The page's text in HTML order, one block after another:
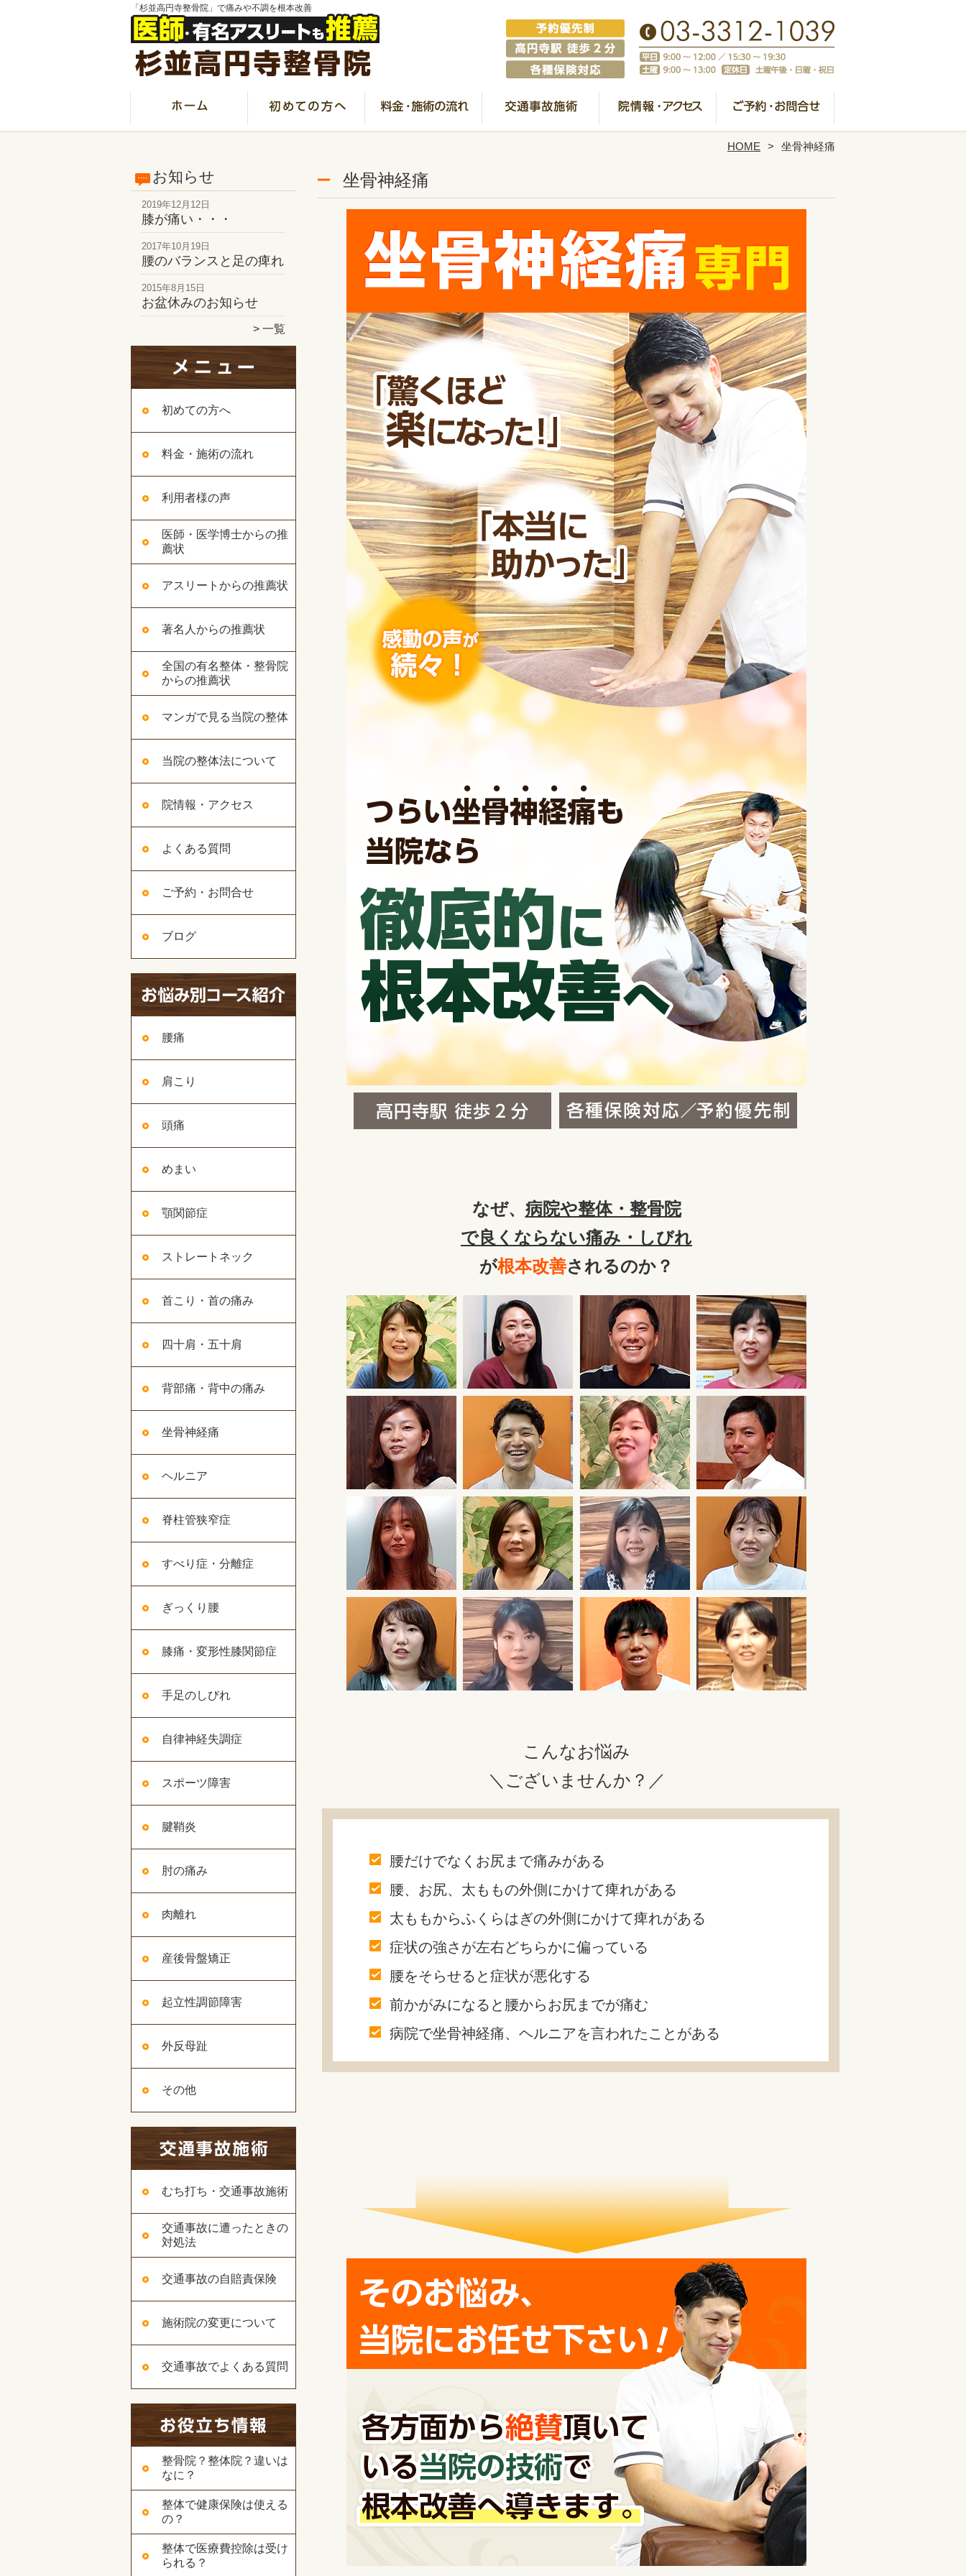
「杉並高円寺整骨院」で痛みや不調を根本改善
HOME 坐骨神経痛
お知らせ
2019年12月12日
膝が痛い・・・
2017年10月19日
腰のバランスと足の痺れ
2015年8月15日
お盆休みのお知らせ
一覧
初めての方へ
料金・施術の流れ
利用者様の声
医師・医学博士からの推
薦状
アスリートからの推薦状
著名人からの推薦状
全国の有名整体・整骨院
からの推薦状
マンガで見る当院の整体
当院の整体法について
院情報・アクセス
よくある質問
ご予約・お問合せ
ブログ
腰痛
肩こり
頭痛
めまい
顎関節症
ストレートネック
首こり・首の痛み
四十肩・五十肩
背部痛・背中の痛み
坐骨神経痛
ヘルニア
脊柱管狭窄症
すべり症・分離症
ぎっくり腰
膝痛・変形性膝関節症
手足のしびれ
自律神経失調症
スポーツ障害
腱鞘炎
肘の痛み
肉離れ
産後骨盤矯正
起立性調節障害
外反母趾
その他
むち打ち・交通事故施術
交通事故に遭ったときの
対処法
交通事故の自賠責保険
施術院の変更について
交通事故でよくある質問
整骨院？整体院？違いは
なに？
整体で健康保険は使える
の？
整体で医療費控除は受け
られる？
坐骨神経痛
なぜ、 病院や整体・整骨院
で良くならない痛み・しびれ
が根本改善されるのか？
こんなお悩み
＼ございませんか？／
腰だけでなくお尻まで痛みがある
腰、お尻、太ももの外側にかけて痺れがある
太ももからふくらはぎの外側にかけて痺れがある
症状の強さが左右どちらかに偏っている
腰をそらせると症状が悪化する
前かがみになると腰からお尻までが痛む
病院で坐骨神経痛、ヘルニアを言われたことがある